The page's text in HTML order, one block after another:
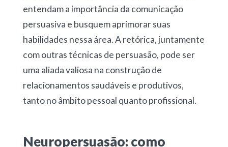
entendam a importância da comunicação
persuasiva e busquem aprimorar suas
habilidades nessa área. A retórica, juntamente
com outras técnicas de persuasão, pode ser
uma aliada valiosa na construção de
relacionamentos saudáveis e produtivos,
tanto no âmbito pessoal quanto profissional.
Neuropersuasão: como